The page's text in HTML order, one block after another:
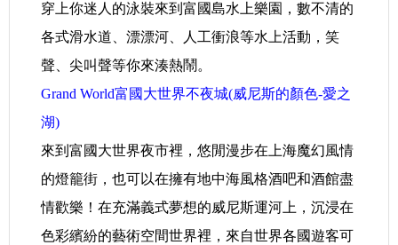
穿上你迷人的泳裝來到富國島水上樂園，數不清的
各式滑水道、漂漂河、人工衝浪等水上活動，笑
聲、尖叫聲等你來湊熱鬧。
Grand World富國大世界不夜城(威尼斯的顏色-愛之
湖)
來到富國大世界夜市裡，悠閒漫步在上海魔幻風情
的燈籠街，也可以在擁有地中海風格酒吧和酒館盡
情歡樂！在充滿義式夢想的威尼斯運河上，沉浸在
色彩繽紛的藝術空間世界裡，來自世界各國遊客可